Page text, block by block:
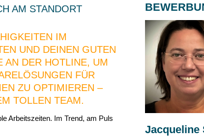
AM STANDORT
IM
UND DEINEN GUTEN
AN DER HOTLINE, UM
FÜR
ZU OPTIMIEREN –
TOLLEN TEAM.
Arbeitszeiten. Im Trend, am Puls
Jacqueline